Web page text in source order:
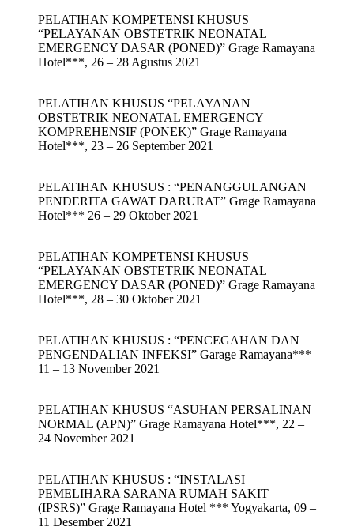
PELATIHAN KOMPETENSI KHUSUS
“PELAYANAN OBSTETRIK NEONATAL
EMERGENCY DASAR (PONED)” Grage Ramayana
Hotel***, 26 – 28 Agustus 2021
PELATIHAN KHUSUS “PELAYANAN
OBSTETRIK NEONATAL EMERGENCY
KOMPREHENSIF (PONEK)” Grage Ramayana
Hotel***, 23 – 26 September 2021
PELATIHAN KHUSUS : “PENANGGULANGAN
PENDERITA GAWAT DARURAT” Grage Ramayana
Hotel*** 26 – 29 Oktober 2021
PELATIHAN KOMPETENSI KHUSUS
“PELAYANAN OBSTETRIK NEONATAL
EMERGENCY DASAR (PONED)” Grage Ramayana
Hotel***, 28 – 30 Oktober 2021
PELATIHAN KHUSUS : “PENCEGAHAN DAN
PENGENDALIAN INFEKSI” Garage Ramayana***
11 – 13 November 2021
PELATIHAN KHUSUS “ASUHAN PERSALINAN
NORMAL (APN)” Grage Ramayana Hotel***, 22 –
24 November 2021
PELATIHAN KHUSUS : “INSTALASI
PEMELIHARA SARANA RUMAH SAKIT
(IPSRS)” Grage Ramayana Hotel *** Yogyakarta, 09 –
11 Desember 2021